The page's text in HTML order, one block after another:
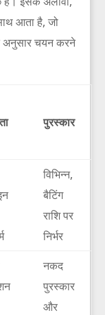
आता है, जो
अनुसार चयन करने
पुरस्कार
विभिन्न,
बैटिंग
राशि पर
निर्भर
नकद
पुरस्कार
और